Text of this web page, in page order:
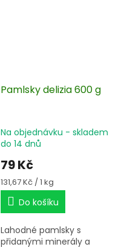
Pamlsky delizia 600 g
Na objednávku - skladem
do 14 dnů
79 Kč
Měrná
cena:
131,67 Kč / 1 kg
Do košíku
Lahodné pamlsky s
přidanými minerály a